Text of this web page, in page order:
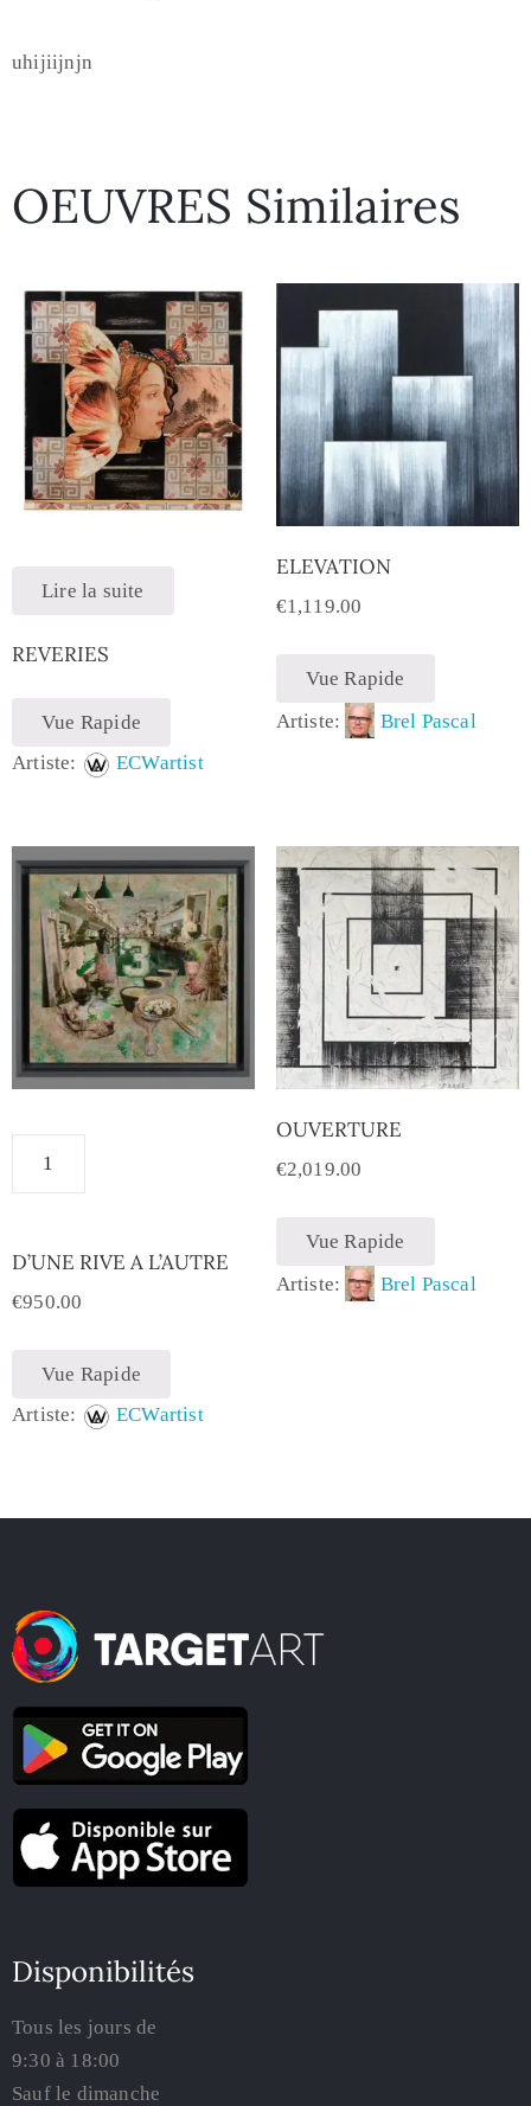
uhijiijnjn
OEUVRES Similaires
Lire la suite
REVERIES
Vue Rapide
Artiste:
ECWartist
ELEVATION
€1,119.00
Vue Rapide
Artiste:
Brel Pascal
D’UNE RIVE A L’AUTRE
€950.00
Vue Rapide
Artiste:
ECWartist
OUVERTURE
€2,019.00
Vue Rapide
Artiste:
Brel Pascal
Disponibilités
Tous les jours de
9:30 à 18:00
Sauf le dimanche